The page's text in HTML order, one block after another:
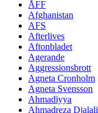
ÅFF
Afghanistan
AFS
Afterlives
Aftonbladet
Agerande
Aggressionsbrott
Agneta Cronholm
Agneta Svensson
Ahmadiyya
Ahmadreza Djalali